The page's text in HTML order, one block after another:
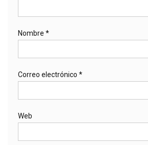
Nombre *
Correo electrónico *
Web